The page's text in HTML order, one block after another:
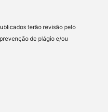
terão revisão pelo
de plágio e/ou